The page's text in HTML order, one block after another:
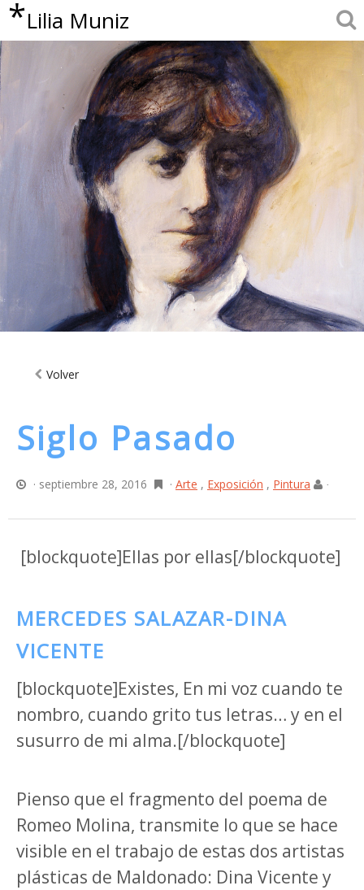
*Lilia Muniz
Volver
Siglo Pasado
· septiembre 28, 2016 · Arte , Exposición , Pintura ·
[blockquote]Ellas por ellas[/blockquote]
MERCEDES SALAZAR-DINA
VICENTE
[blockquote]Existes, En mi voz cuando te
nombro, cuando grito tus letras… y en el
susurro de mi alma.[/blockquote]
Pienso que el fragmento del poema de
Romeo Molina, transmite lo que se hace
visible en el trabajo de estas dos artistas
plásticas de Maldonado: Dina Vicente y